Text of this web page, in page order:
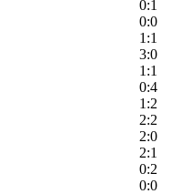
0:1
0:0
1:1
3:0
1:1
0:4
1:2
2:2
2:0
2:1
0:2
0:0